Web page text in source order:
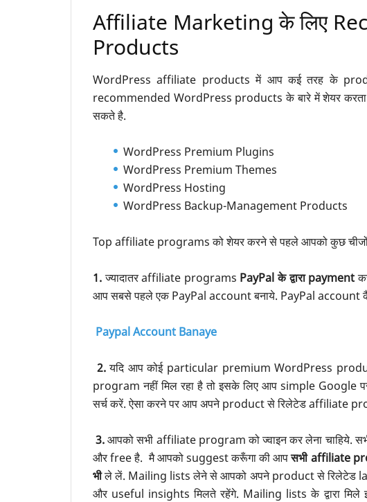
Affiliate Marketing के लिए
Products
WordPress affiliate products में आप कई तरह के
recommended WordPress products के बारे में शेयर
सकते है.
WordPress Premium Plugins
WordPress Premium Themes
WordPress Hosting
WordPress Backup-Management Products
Top affiliate programs को शेयर करने से पहले आपको कुछ चीजों
1.ज्यादातर affiliate programs PayPal के द्वारा payment
आप सबसे पहले एक PayPal account बनाये. PayPal account
Paypal Account Banaye
2.यदि आप कोई particular premium WordPress
program नहीं मिल रहा है तो इसके लिए आप simple Google
सर्च करें. ऐसा करने पर आप अपने product से रिलेटेड affiliate
3.आपको सभी affiliate program को ज्वाइन कर लेना चाहिये.
और free है. मै आपको suggest करूँगा की आपसभी affiliate
भीले लें. Mailing lists लेने से आपको अपने product से रिलेटेड
और useful insights मिलते रहेंगे. Mailing lists के द्वारा